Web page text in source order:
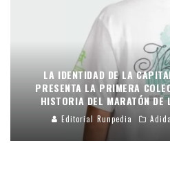
LA IDENTIDAD DE LA
PRESENTA LA PRIMERA
HISTORIA DEL MARATÓN DE
Editorial Runpedia